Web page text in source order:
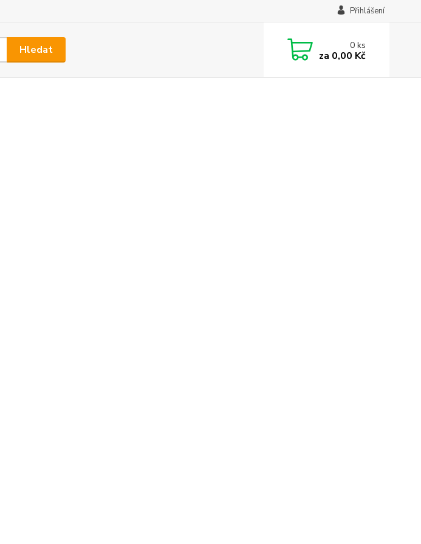
Přihlášení
Hledat 0ks
za 0,00 Kč